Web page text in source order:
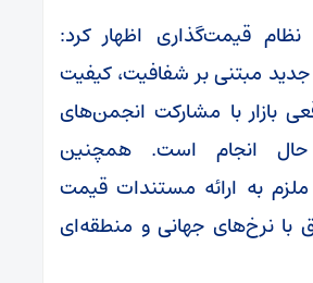
نظام قیمت‌گذاری اظهار کرد:
جدید مبتنی بر شفافیت، کیفیت
بازار با مشارکت انجمن‌های
انجام است. همچنین
ملزم به ارائه مستندات قیمت
با نرخ‌های جهانی و منطقه‌ای